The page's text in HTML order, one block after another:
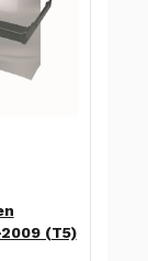
(T5)